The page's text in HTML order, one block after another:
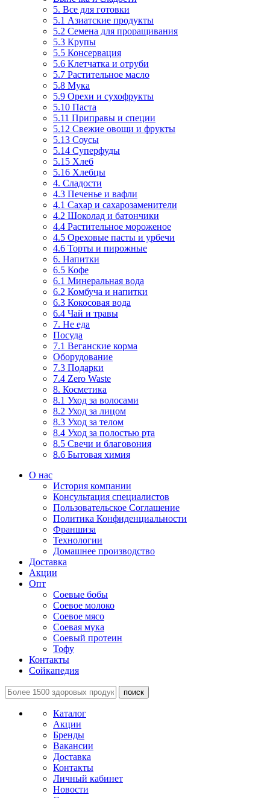
5. Все для готовки
5.1 Азиатские продукты
5.2 Семена для проращивания
5.3 Крупы
5.5 Консервация
5.6 Клетчатка и отруби
5.7 Растительное масло
5.8 Мука
5.9 Орехи и сухофрукты
5.10 Паста
5.11 Приправы и специи
5.12 Свежие овощи и фрукты
5.13 Соусы
5.14 Суперфуды
5.15 Хлеб
5.16 Хлебцы
4. Сладости
4.3 Печенье и вафли
4.1 Сахар и сахарозаменители
4.2 Шоколад и батончики
4.4 Растительное мороженое
4.5 Ореховые пасты и урбечи
4.6 Торты и пирожные
6. Напитки
6.5 Кофе
6.1 Минеральная вода
6.2 Комбуча и напитки
6.3 Кокосовая вода
6.4 Чай и травы
7. Не еда
Посуда
7.1 Веганские корма
Оборудование
7.3 Подарки
7.4 Zero Waste
8. Косметика
8.1 Уход за волосами
8.2 Уход за лицом
8.3 Уход за телом
8.4 Уход за полостью рта
8.5 Свечи и благовония
8.6 Бытовая химия
О нас
История компании
Консультация специалистов
Пользовательское Соглашение
Политика Конфиденциальности
Франшиза
Технологии
Домашнее производство
Доставка
Акции
Опт
Соевые бобы
Соевое молоко
Соевое мясо
Соевая мука
Соевый протеин
Тофу
Контакты
Сойкапедия
поиск
Каталог
Акции
Бренды
Вакансии
Доставка
Контакты
Личный кабинет
Новости